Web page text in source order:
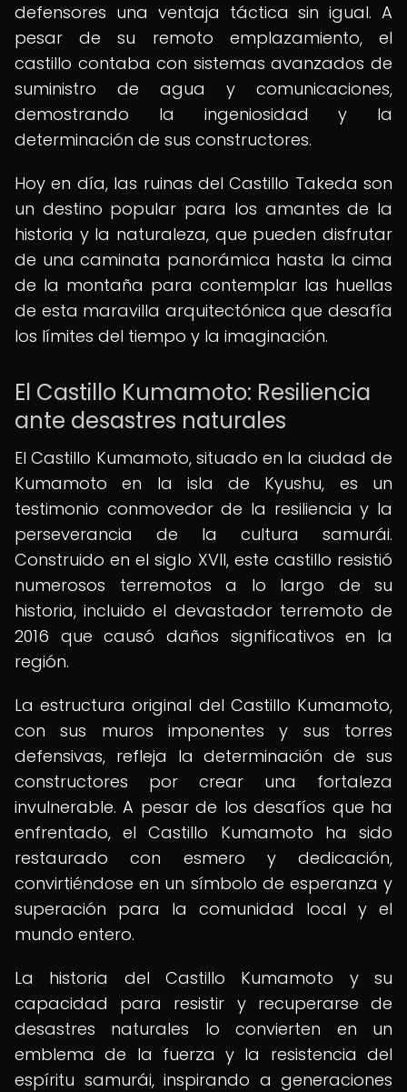
defensores una ventaja táctica sin igual. A
pesar de su remoto emplazamiento, el
castillo contaba con sistemas avanzados de
suministro de agua y comunicaciones,
demostrando la ingeniosidad y la
determinación de sus constructores.
Hoy en día, las ruinas del Castillo Takeda son
un destino popular para los amantes de la
historia y la naturaleza, que pueden disfrutar
de una caminata panorámica hasta la cima
de la montaña para contemplar las huellas
de esta maravilla arquitectónica que desafía
los límites del tiempo y la imaginación.
El Castillo Kumamoto: Resiliencia
ante desastres naturales
El Castillo Kumamoto, situado en la ciudad de
Kumamoto en la isla de Kyushu, es un
testimonio conmovedor de la resiliencia y la
perseverancia de la cultura samurái.
Construido en el siglo XVII, este castillo resistió
numerosos terremotos a lo largo de su
historia, incluido el devastador terremoto de
2016 que causó daños significativos en la
región.
La estructura original del Castillo Kumamoto,
con sus muros imponentes y sus torres
defensivas, refleja la determinación de sus
constructores por crear una fortaleza
invulnerable. A pesar de los desafíos que ha
enfrentado, el Castillo Kumamoto ha sido
restaurado con esmero y dedicación,
convirtiéndose en un símbolo de esperanza y
superación para la comunidad local y el
mundo entero.
La historia del Castillo Kumamoto y su
capacidad para resistir y recuperarse de
desastres naturales lo convierten en un
emblema de la fuerza y la resistencia del
espíritu samurái, inspirando a generaciones